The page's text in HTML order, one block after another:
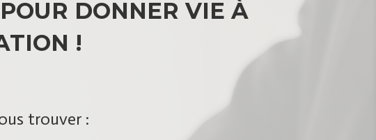
DONNER VIE À
!
trouver :